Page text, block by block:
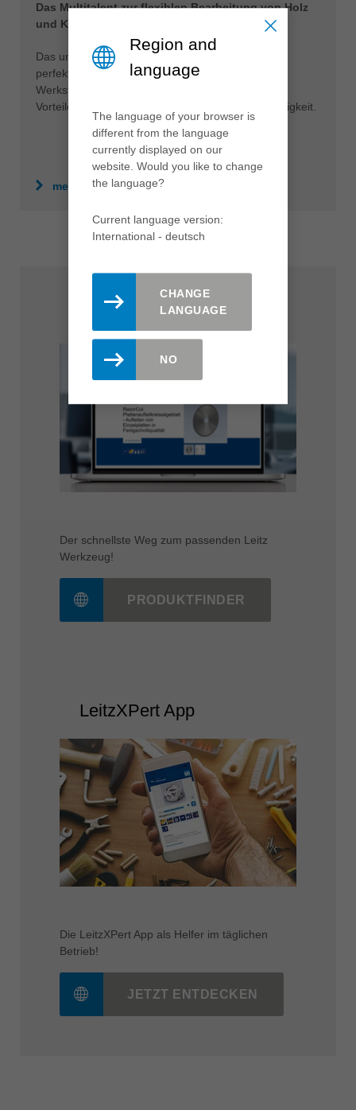
Das Multitalent zur flexiblen Bearbeitung von Holz
und Kunststoff
Das universell einsetzbare HeliCut-System ist die
perfekte Werkzeuglösung für unterschiedliche
Werkstoffe. Damit erschließen sich deutlich mehr
Vorteile in Sachen Qualität, Effizienz und Nachhaltigkeit.
mehr erfahren
Produktfinder
Der schnellste Weg zum passenden Leitz
Werkzeug!
PRODUKTFINDER
LeitzXPert App
Die LeitzXPert App als Helfer im täglichen
Betrieb!
JETZT ENTDECKEN
Region and
language
The language of your browser is
different from the language
currently displayed on our
website. Would you like to change
the language?
Current language version:
International - deutsch
CHANGE
LANGUAGE
NO